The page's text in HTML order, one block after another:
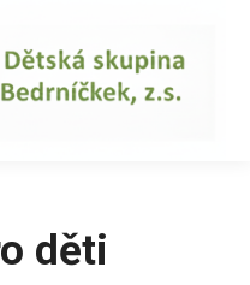
děti